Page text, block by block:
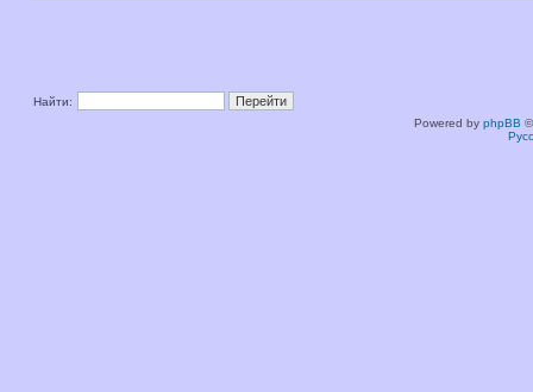
Найти:
Powered by phpBB